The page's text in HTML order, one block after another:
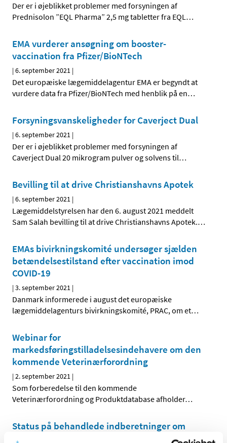
Der er i øjeblikket problemer med forsyningen af
Prednisolon ”EQL Pharma” 2,5 mg tabletter fra EQL…
EMA vurderer ansøgning om booster-
vaccination fra Pfizer/BioNTech
|6. september 2021 |
Det europæiske lægemiddelagentur EMA er begyndt at
vurdere data fra Pfizer/BioNTech med henblik på en…
Forsyningsvanskeligheder for Caverject Dual
|6. september 2021 |
Der er i øjeblikket problemer med forsyningen af
Caverject Dual 20 mikrogram pulver og solvens til…
Bevilling til at drive Christianshavns Apotek
|6. september 2021 |
Lægemiddelstyrelsen har den 6. august 2021 meddelt
Sam Salah bevilling til at drive Christianshavns Apotek.…
EMAs bivirkningskomité undersøger sjælden
betændelsestilstand efter vaccination imod
COVID-19
|3. september 2021 |
Danmark informerede i august det europæiske
lægemiddelagenturs bivirkningskomité, PRAC, om et…
Webinar for
markedsføringstilladelsesindehavere om den
kommende Veterinærforordning
|2. september 2021 |
Som forberedelse til den kommende
Veterinærforordning og Produktdatabase afholder…
Status på behandlede indberetninger om
formodede bivirkninger ved Spikevax